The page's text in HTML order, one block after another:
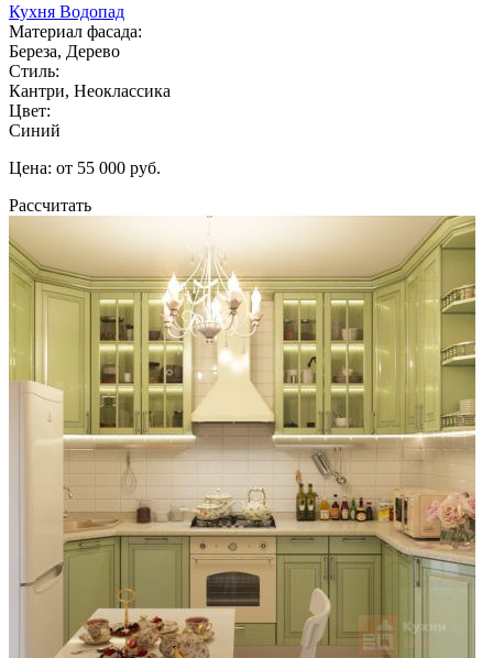
Кухня Водопад
Материал фасада:
Береза, Дерево
Стиль:
Кантри, Неоклассика
Цвет:
Синий
Цена: от 55 000 руб.
Рассчитать